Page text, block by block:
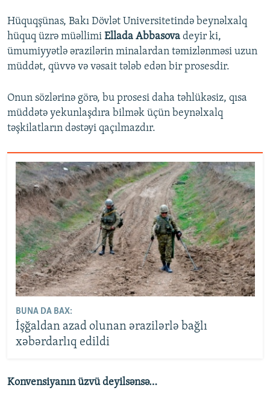
Hüquqşünas, Bakı Dövlət Universitetində beynəlxalq
hüquq üzrə müəllimi Ellada Abbasova deyir ki,
ümumiyyətlə ərazilərin minalardan təmizlənməsi uzun
müddət, qüvvə və vəsait tələb edən bir prosesdir.
Onun sözlərinə görə, bu prosesi daha təhlükəsiz, qısa
müddətə yekunlaşdıra bilmək üçün beynəlxalq
təşkilatların dəstəyi qaçılmazdır.
BUNA DA BAX:
İşğaldan azad olunan ərazilərlə bağlı
xəbərdarlıq edildi
Konvensiyanın üzvü deyilsənsə…